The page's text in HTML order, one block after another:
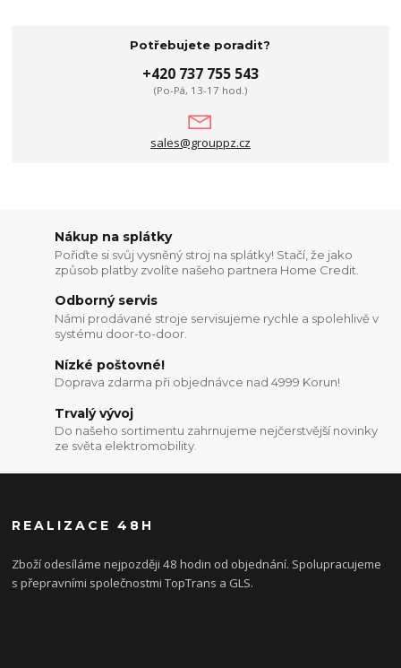
Potřebujete poradit?
+420 737 755 543
(Po-Pá, 13-17 hod.)
sales@grouppz.cz
Nákup na splátky
Pořiďte si svůj vysněný stroj na splátky! Stačí, že jako
způsob platby zvolíte našeho partnera Home Credit.
Odborný servis
Námi prodávané stroje servisujeme rychle a spolehlivě v
systému door-to-door.
Nízké poštovné!
Doprava zdarma při objednávce nad 4999 Korun!
Trvalý vývoj
Do našeho sortimentu zahrnujeme nejčerstvější novinky
ze světa elektromobility.
REALIZACE 48H
Zboží odesíláme nejpozději 48 hodin od objednání. Spolupracujeme
s přepravními společnostmi TopTrans a GLS.